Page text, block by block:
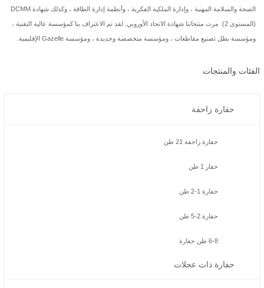
الصحة والسلامة المهنية ، وإدارة الملكية الفكرية ، وأنظمة إدارة الطاقة ، وكذلك شهادة DCMM
(المستوى 2). مرت منتجاتنا شهادة الاتحاد الأوروبي. لقد تم الاعتراف بنا كمؤسسة عالية التقنية ،
ومؤسسة بطل تصنيع مقاطعات ، ومؤسسة متخصصة وجديدة ، ومؤسسة Gazelle الإقليمية.
الفئات والمنتجات
حفارة زاحفة
حفارة زاحفة 21 طن
حفار 1 طن
حفارة 1-2 طن
حفارة 2-5 طن
6-8 طن حفارة
حفارة ذات عجلات